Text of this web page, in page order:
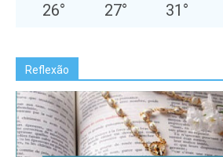
26° 27° 31 °
Reflexão